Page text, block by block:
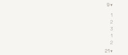
9▾
1
2
3
1
2
21▾